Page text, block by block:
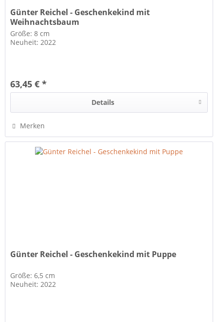
Günter Reichel - Geschenkekind mit
Weihnachtsbaum
Größe: 8 cm
Neuheit: 2022
63,45 € *
Details
Merken
Günter Reichel - Geschenkekind mit Puppe
Größe: 6,5 cm
Neuheit: 2022